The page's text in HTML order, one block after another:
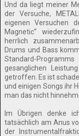
Und da liegt meiner
der Versuche,
eigenen Versuchen
Magnetic“
herrlich
Drums und Bass
Standard-
gesanglichen
getroffen. Es ist
und einigen Songs ihr
man das nicht
Im Übrigen denke
tatsächlich am Anus
der